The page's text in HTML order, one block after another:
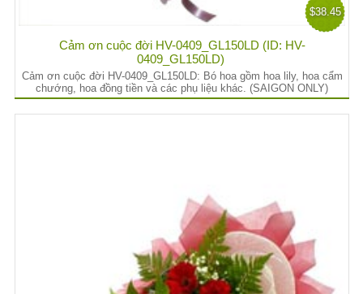
$38.45
Cảm ơn cuộc đời HV-0409_GL150LD (ID: HV-
0409_GL150LD)
Cảm ơn cuộc đời HV-0409_GL150LD: Bó hoa gồm hoa lily, hoa cẩm
chướng, hoa đồng tiền và các phụ liệu khác. (SAIGON ONLY)